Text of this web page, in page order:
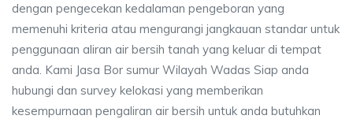
dengan pengecekan kedalaman pengeboran yang
memenuhi kriteria atau mengurangi jangkauan standar untuk
penggunaan aliran air bersih tanah yang keluar di tempat
anda. Kami Jasa Bor sumur Wilayah Wadas Siap anda
hubungi dan survey kelokasi yang memberikan
kesempurnaan pengaliran air bersih untuk anda butuhkan